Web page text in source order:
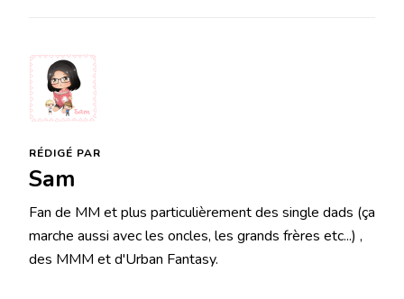
RÉDIGÉ PAR
Sam
Fan de MM et plus particulièrement des single dads (ça
marche aussi avec les oncles, les grands frères etc...) ,
des MMM et d'Urban Fantasy.